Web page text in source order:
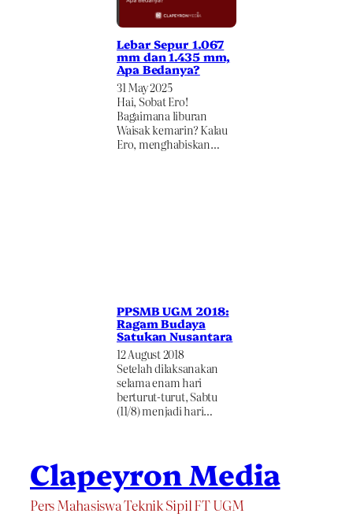
Lebar Sepur 1.067
mm dan 1.435 mm,
Apa Bedanya?
31 May 2025
Hai, Sobat Ero!
Bagaimana liburan
Waisak kemarin? Kalau
Ero, menghabiskan…
PPSMB UGM 2018:
Ragam Budaya
Satukan Nusantara
12 August 2018
Setelah dilaksanakan
selama enam hari
berturut-turut, Sabtu
(11/8) menjadi hari…
Clapeyron Media
Pers Mahasiswa Teknik Sipil FT UGM